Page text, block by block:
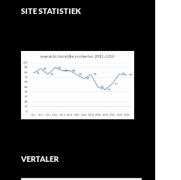
SITE STATISTIEK
VERTALER